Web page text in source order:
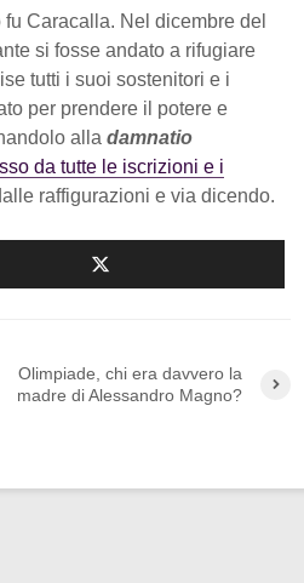
Caracalla. Nel dicembre del
si fosse andato a rifugiare
tutti i suoi sostenitori e i
per prendere il potere e
alla damnatio
da tutte le iscrizioni e i
raffigurazioni e via dicendo.
Olimpiade, chi era davvero la
madre di Alessandro Magno?